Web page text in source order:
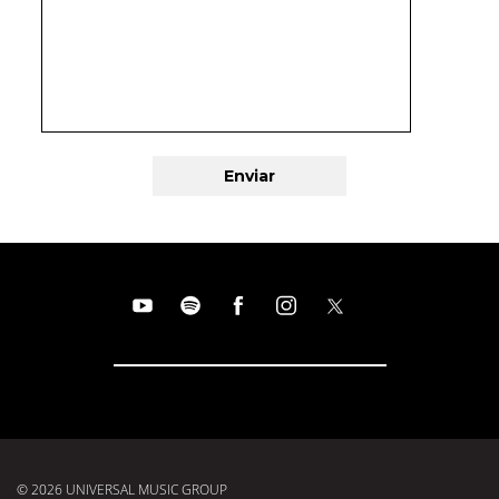
© 2026 UNIVERSAL MUSIC GROUP